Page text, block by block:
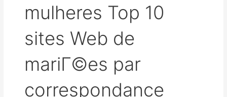
mulheres Top 10
sites Web de
mariГ©es par
correspondance